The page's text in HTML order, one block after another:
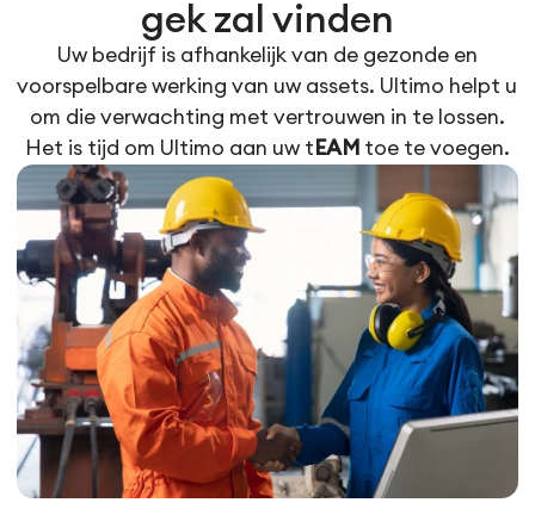
gek zal vinden
Uw bedrijf is afhankelijk van de gezonde en
voorspelbare werking van uw assets. Ultimo helpt u
om die verwachting met vertrouwen in te lossen.
Het is tijd om Ultimo aan uw t EAM toe te voegen.